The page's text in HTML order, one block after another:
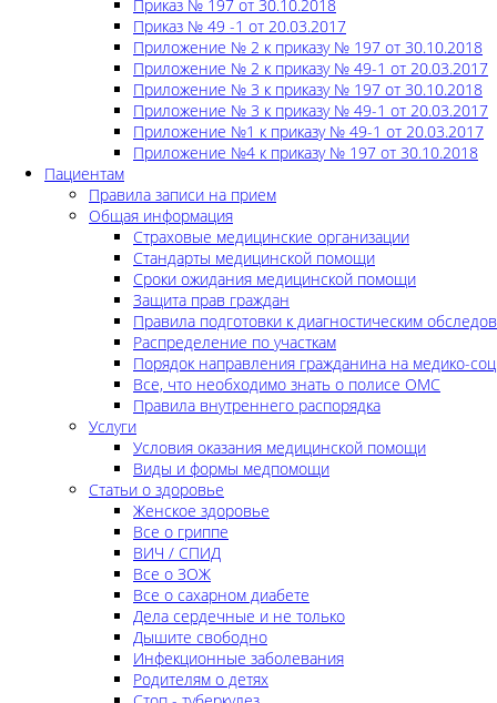
Приказ № 197 от 30.10.2018
Приказ № 49 -1 от 20.03.2017
Приложение № 2 к приказу № 197 от 30.10.2018
Приложение № 2 к приказу № 49-1 от 20.03.2017
Приложение № 3 к приказу № 197 от 30.10.2018
Приложение № 3 к приказу № 49-1 от 20.03.2017
Приложение №1 к приказу № 49-1 от 20.03.2017
Приложение №4 к приказу № 197 от 30.10.2018
Пациентам
Правила записи на прием
Общая информация
Страховые медицинские организации
Стандарты медицинской помощи
Сроки ожидания медицинской помощи
Защита прав граждан
Правила подготовки к диагностическим
Распределение по участкам
Порядок направления гражданина на медико-
Все, что необходимо знать о полисе ОМС
Правила внутреннего распорядка
Услуги
Условия оказания медицинской помощи
Виды и формы медпомощи
Статьи о здоровье
Женское здоровье
Все о гриппе
ВИЧ / СПИД
Все о ЗОЖ
Все о сахарном диабете
Дела сердечные и не только
Дышите свободно
Инфекционные заболевания
Родителям о детях